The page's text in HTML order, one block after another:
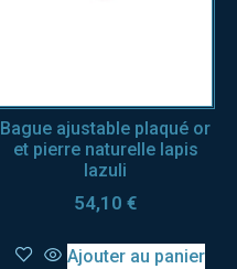
Bague ajustable plaqué or
et pierre naturelle lapis
lazuli
54,10 €
Ajouter au panier